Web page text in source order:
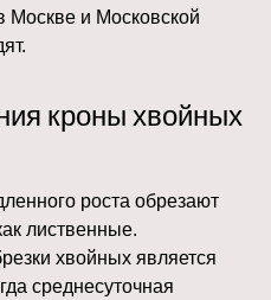
Москве и Московской
кроны хвойных
роста обрезают
лиственные.
хвойных является
среднесуточная